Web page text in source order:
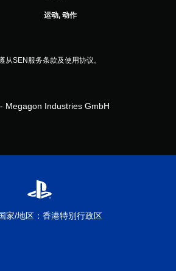
运动, 动作
从SEN服务条款及使用协议。
Megagon Industries GmbH
家/地区：香港特别行政区